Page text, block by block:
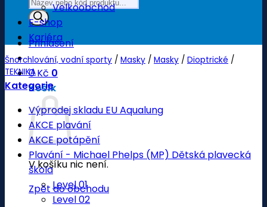
Přihlášení
0Kč 0
Košík
V košíku nic není.
Zpět do obchodu
Velkoobchod
E-shop
Kariéra
Šnorchlování, vodní sporty / Masky / Masky / Dioptrické /
TEKNIKA
Kategorie
Výprodej skladu EU Aqualung
AKCE plavání
AKCE potápění
Plavání - Michael Phelps (MP) Dětská plavecká
škola
Level 01
Level 02